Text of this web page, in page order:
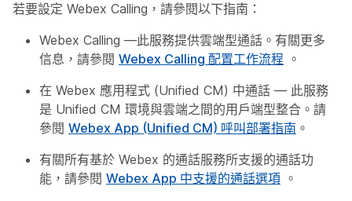
若要設定 Webex Calling，請參閱以下指南：
Webex Calling —此服務提供雲端型通話。有關更多
信息，請參閱 Webex Calling 配置工作流程 。
在 Webex 應用程式 (Unified CM) 中通話 — 此服務
是 Unified CM 環境與雲端之間的用戶端型整合。請
參閱 Webex App (Unified CM) 呼叫部署指南 。
有關所有基於 Webex 的通話服務所支援的通話功
能，請參閱 Webex App 中支援的通話選項 。